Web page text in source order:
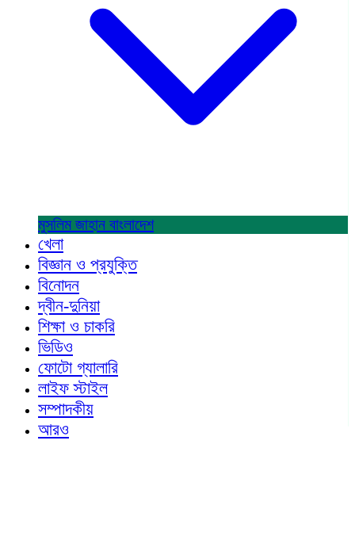
মুসলিম জাহান বাংলাদেশ
খেলা
বিজ্ঞান ও প্রযুক্তি
বিনোদন
দ্বীন-দুনিয়া
শিক্ষা ও চাকরি
ভিডিও
ফোটো গ্যালারি
লাইফ স্টাইল
সম্পাদকীয়
আরও